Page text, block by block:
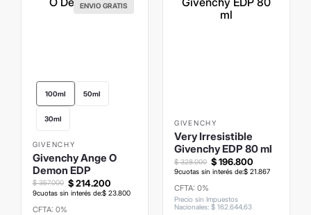
ENVIO GRATIS
100ml 50ml
30ml
GIVENCHY
Givenchy Ange O
Demon EDP
$ 214.200
$ 357.000
9cuotas sin interés de:$ 23.800
CFTA: 0%
GIVENCHY
Very Irresistible
Givenchy EDP 80 ml
$196.800
$ 328.000
9cuotas sin interés de:$ 21 867
CFTA: 0%
Precio sin Impuestos
Nacionales: $ 162 64463